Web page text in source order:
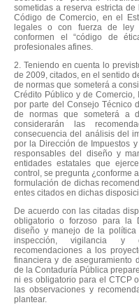
sometidas a reserva estricta
Código de Comercio, en el
legales o con fuerza de ley
conformen el “código de
profesionales afines.
2. Teniendo en cuenta lo
de 2009, citados, en el sentido
de normas que someterá a
Crédito Público y de Comercio,
por parte del Consejo Técnico
de normas que someterá a
considerarán las
consecuencia del análisis del
por la Dirección de Impuestos
responsables del diseño y
entidades estatales que
control, se pregunta ¿conforme
formulación de dichas
entes citados en dichas
De acuerdo con las citadas
obligatorio o forzoso para la
diseño y manejo de la política
inspección, vigilancia y
recomendaciones a los
financiera y de aseguramiento
de la Contaduría Pública
ni es obligatorio para el CTCP
las observaciones y
plantear.